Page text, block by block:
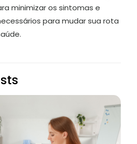
minimizar os sintomas e
para mudar sua rota